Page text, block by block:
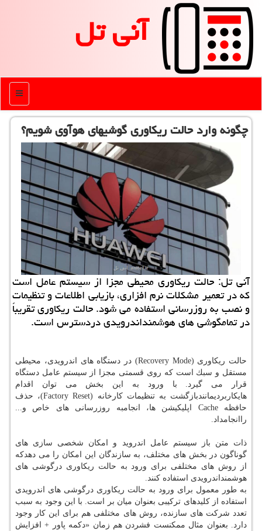
آنی تل
منو
چگونه وارد حالت ریكاوری گوشیهای هوآوی شویم؟
آنی تل: حالت ریكاوری محیطی مجزا از سیستم عامل است
كه در تعمیر مشكلات نرم افزاری، بازیابی اطلاعات و تنظیمات
و نصب به روزرسانی استفاده می شود. حالت ریكاوری تقریباً
در تمامگوشی های هوشمنداندرویدی دردسترس است.
حالت ریكاوری (Recovery Mode) در دستگاه های اندرویدی، محیطی
مستقل و سبك است كه روی قسمتی مجزا از سیستم عامل دستگاه
قرار می گیرد. با ورود به این بخش می توان اقدام
هایكاربردیمانندبازگشت به تنظیمات كارخانه (Factory Reset)، حذف
حافظه Cache اپلیكیشن ها، انجامبه روزرسانی های خاص و...
راانجامداد.
ذات متن باز سیستم عامل اندروید و امكان شخصی سازی های
گوناگون در بخش های مختلف، به سازندگان این امكان را می دهدكه
از روش های مختلفی برای ورود به حالت ریكاوری درگوشی های
هوشمنداندرویدی استفاده كنند.
به طور معمول برای ورود به حالت ریكاوری درگوشی های اندرویدی
استفاده از كلیدهای تركیبی بعنوان میان بر است. با این وجود به سبب
تعدد شركت های سازنده، روش های مختلفی هم برای این كار وجود
دارد. بعنوان مثال ممكنست فشردن هم زمان «دكمه پاور + افزایش